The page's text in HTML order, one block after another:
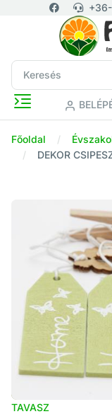
Főoldal
DEKOR
TAVASZ